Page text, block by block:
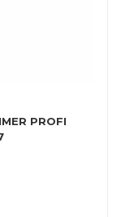
PROFI